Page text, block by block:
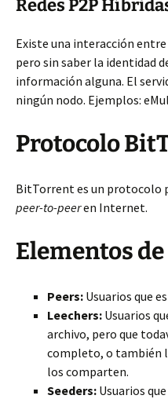
Redes P2P
Existe una interacción
pero sin saber la identidad
información alguna. El
ningún nodo. Ejemplos:
Protocolo
BitTorrent es un protocolo
peer-to-peeren Internet.
Elementos
Peers: Usuarios que
Leechers: Usuarios
archivo, pero que
completo, o también
los comparten.
Seeders: Usuarios